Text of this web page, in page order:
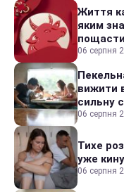
Життя
яким
06 серпня
вижити
сильну
06 серпня
Тихе
уже
06 серпня